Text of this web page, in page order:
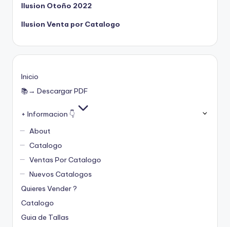
Ilusion Otoño 2022
Ilusion Venta por Catalogo
Inicio
📚→ Descargar PDF
+ Informacion 👇
About
Catalogo
Ventas Por Catalogo
Nuevos Catalogos
Quieres Vender ?
Catalogo
Guia de Tallas